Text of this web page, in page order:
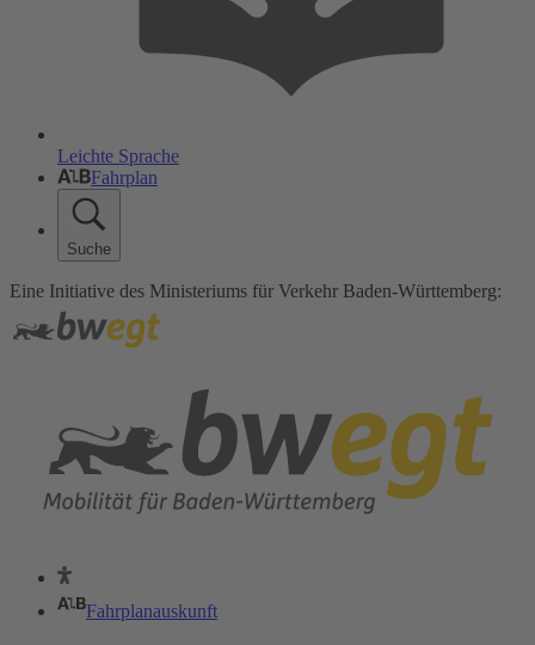
Leichte Sprache
Fahrplan
Suche
Eine Initiative des Ministeriums für Verkehr Baden-Württemberg:
Fahrplanauskunft